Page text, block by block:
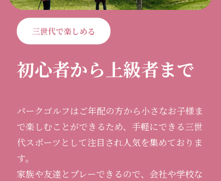
三世代で楽しめる
初心者から上級者まで
パークゴルフはご年配の方から小さなお子様ま
で楽しむことができるため、手軽にできる三世
代スポーツとして注目され人気を集めておりま
す。
家族や友達とプレーできるので、会社や学校な